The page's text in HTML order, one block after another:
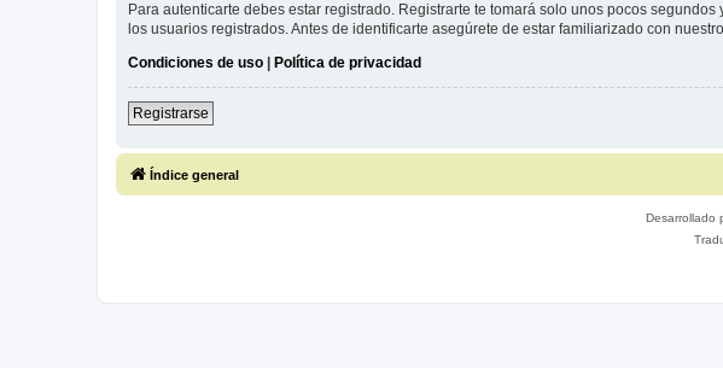
Para autenticarte debes estar registrado. Registrarte te tomará solo unos pocos
los usuarios registrados. Antes de identificarte asegúrete de estar familiarizado con
Condiciones de uso
Política de privacidad
Registrarse
Índice general
Desarrollado